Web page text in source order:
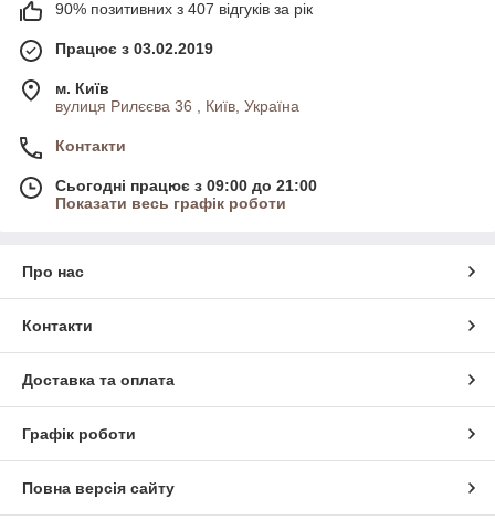
90% позитивних з 407 відгуків за рік
Працює з 03.02.2019
м. Київ
вулиця Рилєєва 36 , Київ, Україна
Контакти
Сьогодні працює з 09:00 до 21:00
Показати весь графік роботи
Про нас
Контакти
Доставка та оплата
Графік роботи
Повна версія сайту